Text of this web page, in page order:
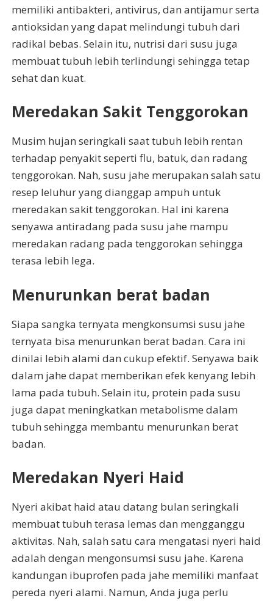
memiliki antibakteri, antivirus, dan antijamur serta
antioksidan yang dapat melindungi tubuh dari
radikal bebas. Selain itu, nutrisi dari susu juga
membuat tubuh lebih terlindungi sehingga tetap
sehat dan kuat.
Meredakan Sakit Tenggorokan
Musim hujan seringkali saat tubuh lebih rentan
terhadap penyakit seperti flu, batuk, dan radang
tenggorokan. Nah, susu jahe merupakan salah satu
resep leluhur yang dianggap ampuh untuk
meredakan sakit tenggorokan. Hal ini karena
senyawa antiradang pada susu jahe mampu
meredakan radang pada tenggorokan sehingga
terasa lebih lega.
Menurunkan berat badan
Siapa sangka ternyata mengkonsumsi susu jahe
ternyata bisa menurunkan berat badan. Cara ini
dinilai lebih alami dan cukup efektif. Senyawa baik
dalam jahe dapat memberikan efek kenyang lebih
lama pada tubuh. Selain itu, protein pada susu
juga dapat meningkatkan metabolisme dalam
tubuh sehingga membantu menurunkan berat
badan.
Meredakan Nyeri Haid
Nyeri akibat haid atau datang bulan seringkali
membuat tubuh terasa lemas dan mengganggu
aktivitas. Nah, salah satu cara mengatasi nyeri haid
adalah dengan mengonsumsi susu jahe. Karena
kandungan ibuprofen pada jahe memiliki manfaat
pereda nyeri alami. Namun, Anda juga perlu